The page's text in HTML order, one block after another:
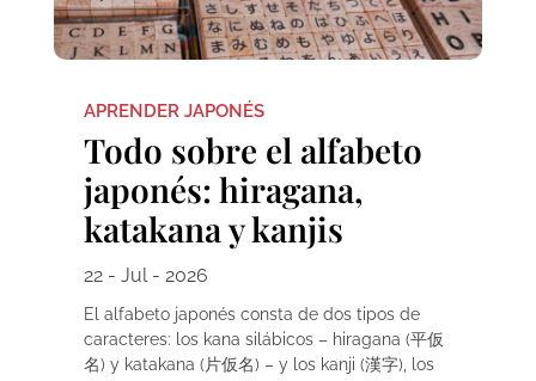
APRENDER JAPONÉS
Todo sobre el alfabeto
japonés: hiragana,
katakana y kanjis
22 - Jul - 2026
El alfabeto japonés consta de dos tipos de
caracteres: los kana silábicos – hiragana (平仮
名) y katakana (片仮名) – y los kanji (漢字), los